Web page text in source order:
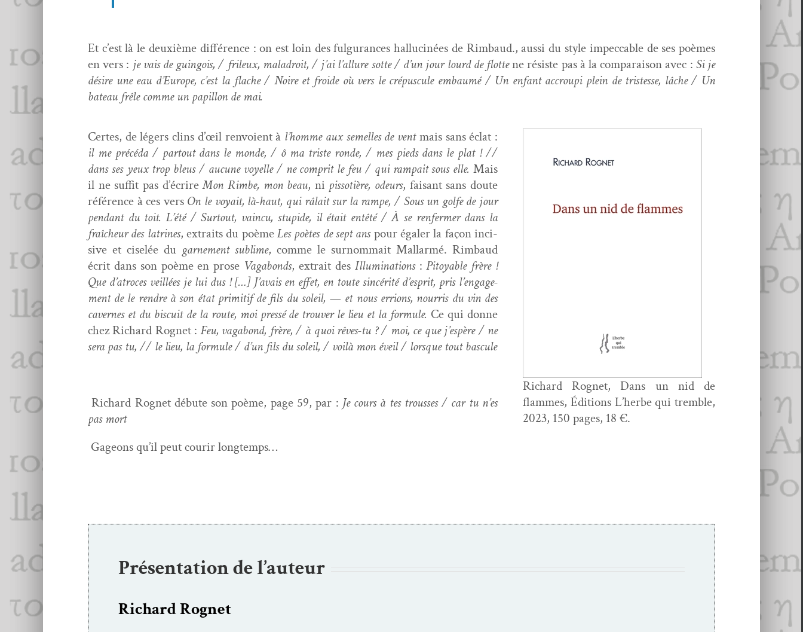
Et c’est là le deux­ième dif­férence : on est loin des ful­gu­rances hal­lu­cinées de Rim­baud., aus­si du style impec­ca­ble de ses poèmes
en vers : je vais de guin­go­is, / frileux, mal­adroit, / j’ai l’al­lure sotte / d’un jour lourd de flottene résiste pas à la com­para­i­son avec : Si je
désire une eau d’Eu­rope, c’est la flache / Noire et froide où vers le cré­pus­cule embaumé / Un enfant accroupi plein de tristesse, lâche / Un
bateau frêle comme un papil­lon de mai.
Certes, de légers clins d’œil ren­voient à l’homme aux semelles de ventmais sans éclat :
il me précé­da / partout dans le monde, / ô ma triste ronde, / mes pieds dans le plat ! //
dans ses yeux trop bleus / aucune voyelle / ne com­prit le feu / qui ram­pait sous elle. Mais
il ne suf­fit pas d’écrireMon Rimbe, mon beau, ni pis­sotière, odeurs, faisant sans doute
référence à ces versOn le voy­ait, là-haut, qui râlait sur la rampe, / Sous un golfe de jour
pen­dant du toit. L’été / Surtout, vain­cu, stu­pide, il était entêté /À se ren­fer­mer dans la
fraîcheur des latrines, extraits du poèmeLes poètes de sept anspour égaler la façon inci­
sive et ciselée du gar­ne­ment sub­lime, comme le surnom­mait Mal­lar­mé. Rim­baud
écrit dans son poème en prose Vagabonds, extrait des Illu­mi­na­tions :Pitoy­able frère !
Que d’a­tro­ces veil­lées je lui dus ! […] J’avais en effet, en toute sincérité d’e­sprit, pris l’en­gage­
ment de le ren­dre à son état prim­i­tif de fils du soleil, — et nous errions, nour­ris du vin des
cav­ernes et du bis­cuit de la route, moi pressé de trou­ver le lieu et la for­mule. Ce qui donne
chez Richard Rognet : Feu, vagabond, frère, / à quoi rêves-tu ? / moi, ce que j’e­spère / ne
sera pas tu, // le lieu, la for­mule / d’un fils du soleil, / voilà mon éveil / lorsque tout bascule
Richard Rognet débute son poème, page 59, par : Je cours à tes trouss­es / car tu n’es
pas mort
Gageons qu’il peut courir longtemps…
Richard Rognet, Dans un nid de
flammes, Édi­tions L’herbe qui trem­ble,
2023, 150 pages, 18 €.
Présentation de l’auteur
Richard Rognet